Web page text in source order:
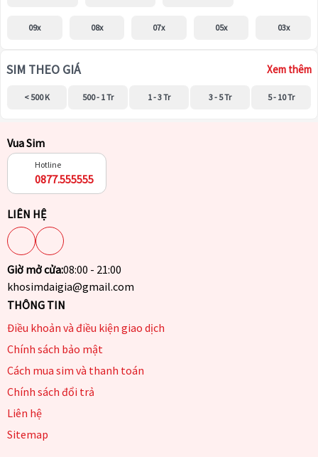
09x 08x 07x 05x 03x
SIM THEO GIÁ Xem thêm
< 500 K 500 - 1 Tr 1 - 3 Tr 3 - 5 Tr 5 - 10 Tr
Vua Sim
Hotline
0877.555555
LIÊN HỆ
Giờ mở cửa:08:00 - 21:00
khosimdaigia@gmail.com
THÔNG TIN
Điều khoản và điều kiện giao dịch
Chính sách bảo mật
Cách mua sim và thanh toán
Chính sách đổi trả
Liên hệ
Sitemap